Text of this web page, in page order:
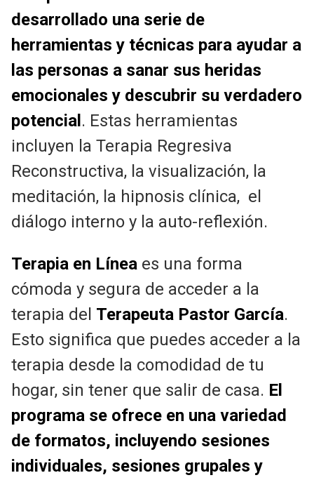
desarrollado una serie de
herramientas y técnicas para ayudar a
las personas a sanar sus heridas
emocionales y descubrir su verdadero
potencial . Estas herramientas
incluyen la Terapia Regresiva
Reconstructiva, la visualización, la
meditación, la hipnosis clínica, el
diálogo interno y la auto-reflexión.
Terapia en Línea es una forma
cómoda y segura de acceder a la
terapia del Terapeuta Pastor García.
Esto significa que puedes acceder a la
terapia desde la comodidad de tu
hogar, sin tener que salir de casa. El
programa se ofrece en una variedad
de formatos, incluyendo sesiones
individuales, sesiones grupales y